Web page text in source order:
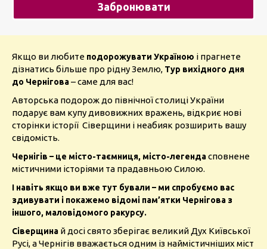
Забронювати
Якщо ви любите подорожувати Україною і прагнете
дізнатись більше про рідну Землю, Тур вихідного дня
до Чернігова– саме для вас!
Авторська подорож до північної столиці України
подарує вам купу дивовижних вражень, відкриє нові
сторінки історії Сіверщини і неабияк розширить вашу
свідомість.
Чернігів – це місто-таємниця, місто-легендасповнене
містичними історіями та прадавньою Силою.
І навіть якщо ви вже тут бували – ми спробуємо вас
здивувати і покажемо відомі пам’ятки Чернігова з
іншого, маловідомого ракурсу.
Сіверщина й досі свято зберігає великий Дух Київської
Русі, аЧернігів вважається одним із наймістичніших міст